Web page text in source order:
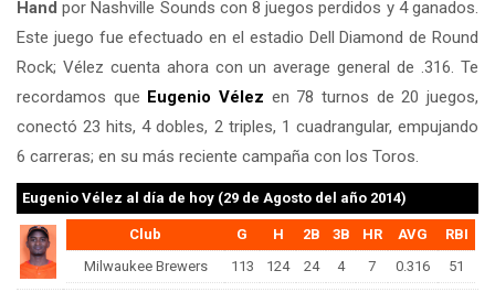
Hand por Nashville Sounds con 8 juegos perdidos y 4 ganados.
Este juego fue efectuado en el estadio Dell Diamond de Round
Rock; Vélez cuenta ahora con un average general de .316. Te
recordamos que Eugenio Vélez en 78 turnos de 20 juegos,
conectó 23 hits, 4 dobles, 2 triples, 1 cuadrangular, empujando
6 carreras; en su más reciente campaña con los Toros.
Eugenio Vélez al día de hoy (29 de Agosto del año 2014)
Club G H 2B 3B HR AVG
RBI
Milwaukee Brewers
113 124 24 4 7 0.316 51